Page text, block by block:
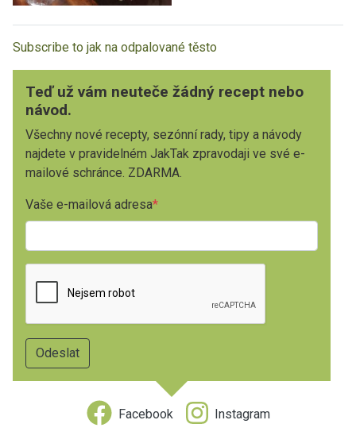
Subscribe to jak na odpalované těsto
Teď už vám neuteče žádný recept nebo
návod.
Všechny nové recepty, sezónní rady, tipy a návody
najdete v pravidelném JakTak zpravodaji ve své e-
mailové schránce. ZDARMA.
Vaše e-mailová adresa
Facebook Instagram